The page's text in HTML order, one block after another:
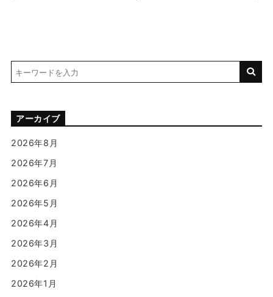
アーカイブ
2026年8月
2026年7月
2026年6月
2026年5月
2026年4月
2026年3月
2026年2月
2026年1月